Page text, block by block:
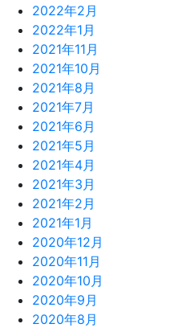
2022年2月
2022年1月
2021年11月
2021年10月
2021年8月
2021年7月
2021年6月
2021年5月
2021年4月
2021年3月
2021年2月
2021年1月
2020年12月
2020年11月
2020年10月
2020年9月
2020年8月